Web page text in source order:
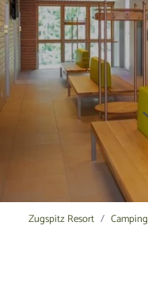
Zugspitz Resort Camping